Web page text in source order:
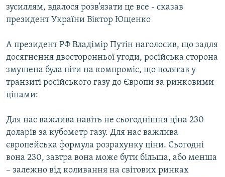
зусиллям, вдалося розв’язати це все - сказав
президент України Віктор Ющенко
А президент РФ Владімір Путін наголосив, що задля
досягнення двосторонньої угоди, російська сторона
змушена була піти на компроміс, що полягав у
транзиті російського газу до Європи за ринковими
цінами:
Для нас важлива навіть не сьогоднішня ціна 230
доларів за кубометр газу. Для нас важлива
європейська формула розрахунку ціни. Сьогодні
вона 230, завтра вона може бути більша, або менша
– залежно від коливання на світових ринках